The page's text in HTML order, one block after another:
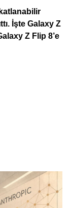
İşte Galaxy Z
Z Flip 8’e